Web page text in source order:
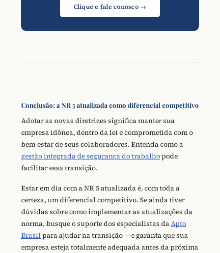
Clique e fale conosco →
Conclusão: a NR 5 atualizada como diferencial competitivo
Adotar as novas diretrizes significa manter sua
empresa idônea, dentro da lei e comprometida com o
bem-estar de seus colaboradores. Entenda como a
gestão integrada de segurança do trabalhopode
facilitar essa transição.
Estar em dia com a NR 5 atualizada é, com toda a
certeza, um diferencial competitivo. Se ainda tiver
dúvidas sobre como implementar as atualizações da
norma, busque o suporte dos especialistas daApto
Brasil para ajudar na transição — e garanta que sua
empresa esteja totalmente adequada antes da próxima